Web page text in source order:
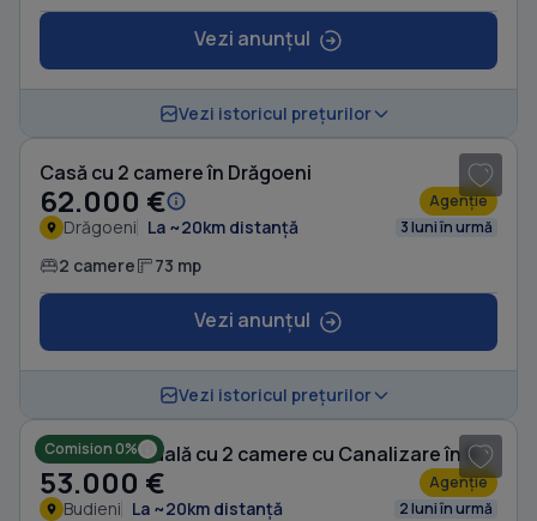
Vezi anunțul
Vezi istoricul prețurilor
Casă cu 2 camere în Drăgoeni
62.000 € Agenție
Drăgoeni La ~20km distanță 3 luni în urmă
2 camere 73 mp
Vezi anunțul
Vezi istoricul prețurilor
Comision 0% Casă individuală cu 2 camere cu Canalizare în Budieni
53.000 € Agenție
Budieni La ~20km distanță 2 luni în urmă